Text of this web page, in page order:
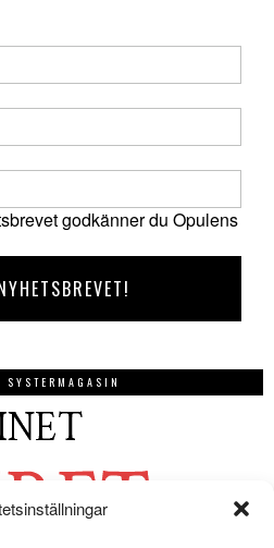
godkänner du Opulens
SYSTERMAGASIN